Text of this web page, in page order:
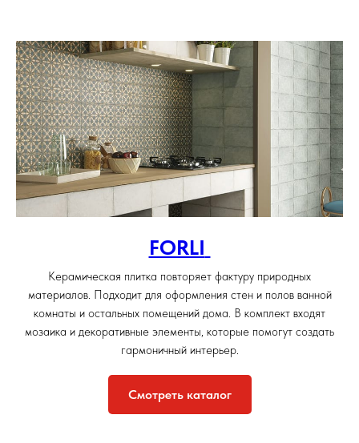
FORLI
Керамическая плитка повторяет фактуру природных
материалов. Подходит для оформления стен и полов ванной
комнаты и остальных помещений дома. В комплект входят
мозаика и декоративные элементы, которые помогут создать
гармоничный интерьер.
Смотреть каталог